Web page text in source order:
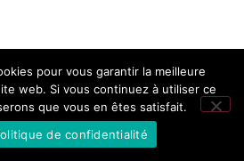
pour vous garantir la meilleure
web. Si vous continuez à utiliser ce
que vous en êtes satisfait.
de confidentialité